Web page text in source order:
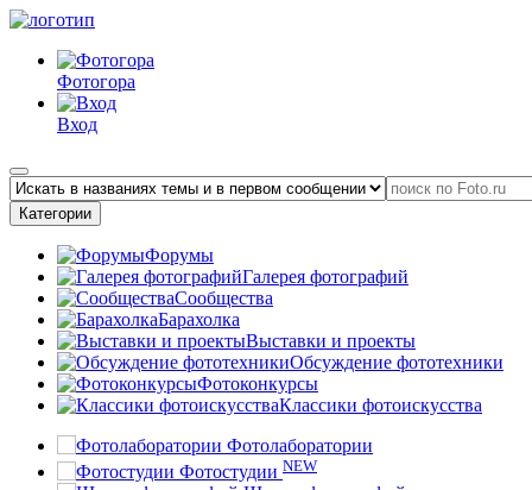
Фотогора
Вход
Категории
Форумы
Галерея фотографий
Сообщества
Барахолка
Выставки и проекты
Обсуждение фототехники
Фотоконкурсы
Классики фотоискусства
Фотолаборатории
Фотостудии NEW